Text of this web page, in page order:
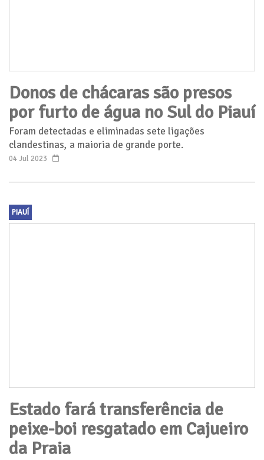
Donos de chácaras são presos
por furto de água no Sul do Piauí
Foram detectadas e eliminadas sete ligações
clandestinas, a maioria de grande porte.
04 Jul 2023
PIAUÍ
Estado fará transferência de
peixe-boi resgatado em Cajueiro
da Praia